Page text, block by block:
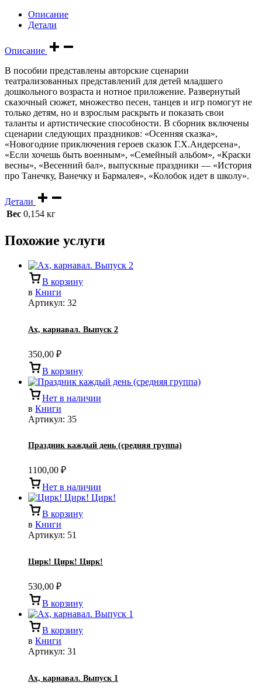
Описание
Детали
Описание
В пособии представлены авторские сценарии
театрализованных представлений для детей младшего
дошкольного возраста и нотное приложение. Развернутый
сказочный сюжет, множество песен, танцев и игр помогут не
только детям, но и взрослым раскрыть и показать свои
таланты и артистические способности. В сборник включены
сценарии следующих праздников: «Осенняя сказка»,
«Новогодние приключения героев сказок Г.Х.Андерсена»,
«Если хочешь быть военным», «Семейный альбом», «Краски
весны», «Весенний бал», выпускные праздники — «История
про Танечку, Ванечку и Бармалея», «Колобок идет в школу».
Детали
Вес 0,154 кг
Похожие услуги
В корзину
в Книги
Артикул: 32
Ах, карнавал. Выпуск 2
350,00 ₽
В корзину
Нет в наличии
в Книги
Артикул: 35
Праздник каждый день (средняя группа)
1100,00 ₽
Нет в наличии
В корзину
в Книги
Артикул: 51
Цирк! Цирк! Цирк!
530,00 ₽
В корзину
В корзину
в Книги
Артикул: 31
Ах, карнавал. Выпуск 1